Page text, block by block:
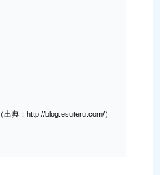
（出典：http://blog.esuteru.com/）